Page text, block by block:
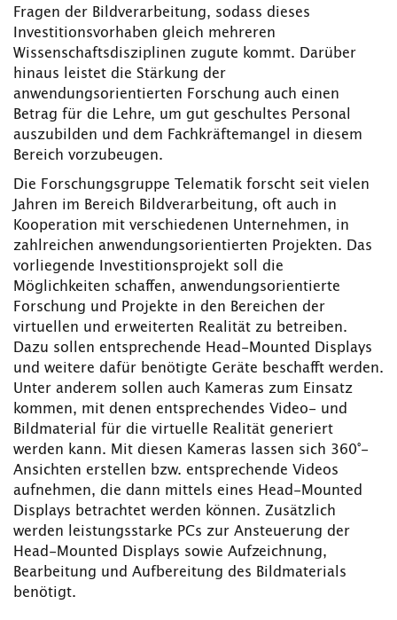
Fragen der Bildverarbeitung, sodass dieses
Investitionsvorhaben gleich mehreren
Wissenschaftsdisziplinen zugute kommt. Darüber
hinaus leistet die Stärkung der
anwendungsorientierten Forschung auch einen
Betrag für die Lehre, um gut geschultes Personal
auszubilden und dem Fachkräftemangel in diesem
Bereich vorzubeugen.
Die Forschungsgruppe Telematik forscht seit vielen
Jahren im Bereich Bildverarbeitung, oft auch in
Kooperation mit verschiedenen Unternehmen, in
zahlreichen anwendungsorientierten Projekten. Das
vorliegende Investitionsprojekt soll die
Möglichkeiten schaffen, anwendungsorientierte
Forschung und Projekte in den Bereichen der
virtuellen und erweiterten Realität zu betreiben.
Dazu sollen entsprechende Head-Mounted Displays
und weitere dafür benötigte Geräte beschafft werden.
Unter anderem sollen auch Kameras zum Einsatz
kommen, mit denen entsprechendes Video- und
Bildmaterial für die virtuelle Realität generiert
werden kann. Mit diesen Kameras lassen sich 360°-
Ansichten erstellen bzw. entsprechende Videos
aufnehmen, die dann mittels eines Head-Mounted
Displays betrachtet werden können. Zusätzlich
werden leistungsstarke PCs zur Ansteuerung der
Head-Mounted Displays sowie Aufzeichnung,
Bearbeitung und Aufbereitung des Bildmaterials
benötigt.